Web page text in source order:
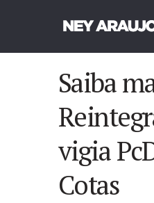
Saiba
vigia
Cotas